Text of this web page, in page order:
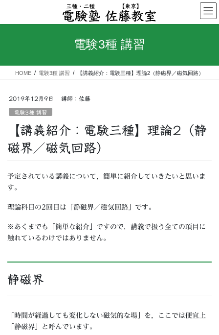
テ
ス
ゲ
ン
電験3種 講習
HOME 電験3種 講習 【講義紹介：電験三種】理論2（静磁界／磁気回路）
2019年12月9日 講師：佐藤
電験3種 講習
【講義紹介：電験三種】理論2（静
磁界／磁気回路）
予定されている講義について，簡単に紹介していきたいと思いま
す。
理論科目の2回目は「静磁界／磁気回路」です。
※あくまでも「簡単な紹介」ですので，講義で扱う全ての項目に
触れているわけではありません。
静磁界
「時間が経過しても変化しない磁気的な場」を，ここでは便宜上
「静磁界」と呼んでいます。